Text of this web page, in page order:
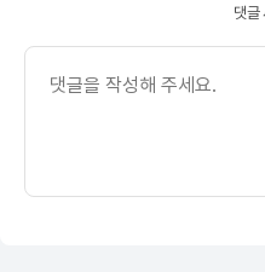
댓글